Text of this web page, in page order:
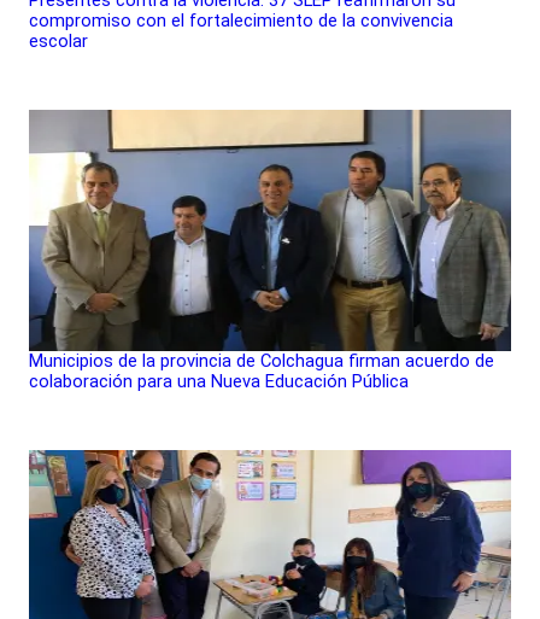
compromiso con el fortalecimiento de la convivencia
escolar
Municipios de la provincia de Colchagua firman acuerdo de
colaboración para una Nueva Educación Pública